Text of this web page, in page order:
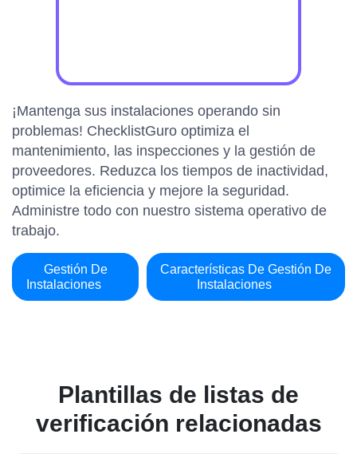
¡Mantenga sus instalaciones operando sin
problemas! ChecklistGuro optimiza el
mantenimiento, las inspecciones y la gestión de
proveedores. Reduzca los tiempos de inactividad,
optimice la eficiencia y mejore la seguridad.
Administre todo con nuestro sistema operativo de
trabajo.
Gestión De
Instalaciones
Características De Gestión De
Instalaciones
Plantillas de listas de
verificación relacionadas